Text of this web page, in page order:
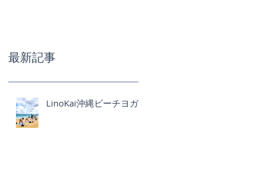
最新記事
LinoKai沖縄ビーチヨガ